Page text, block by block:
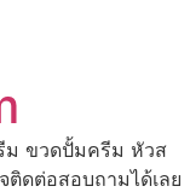
ม ขวดปั้มครีม หัวส
ติดต่อสอบถามได้เลย